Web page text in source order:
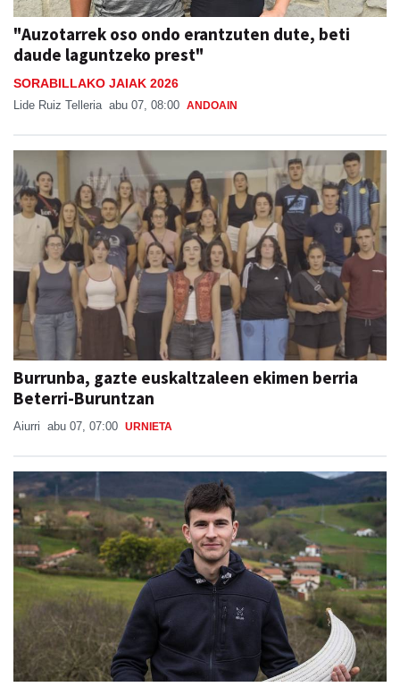
"Auzotarrek oso ondo erantzuten dute, beti
daude laguntzeko prest"
SORABILLAKO JAIAK 2026
Lide Ruiz Telleria abu 07, 08:00 ANDOAIN
Burrunba, gazte euskaltzaleen ekimen berria
Beterri-Buruntzan
Aiurri abu 07, 07:00 URNIETA